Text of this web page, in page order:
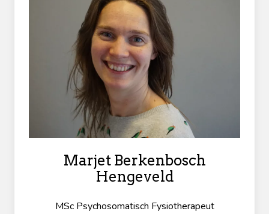
Marjet Berkenbosch
Hengeveld
MSc Psychosomatisch Fysiotherapeut